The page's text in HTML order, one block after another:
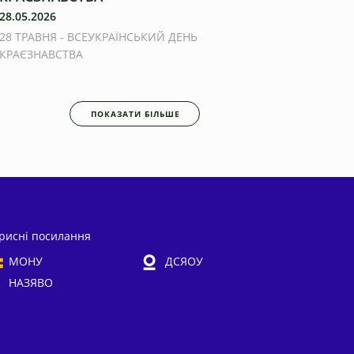
28.05.2026
28 ТРАВНЯ - ВСЕУКРАЇНСЬКИЙ ДЕНЬ
КРАЄЗНАВСТВА
ПОКАЗАТИ БІЛЬШЕ
посилання
МОНУ
ДСЯОУ
НАЗЯВО